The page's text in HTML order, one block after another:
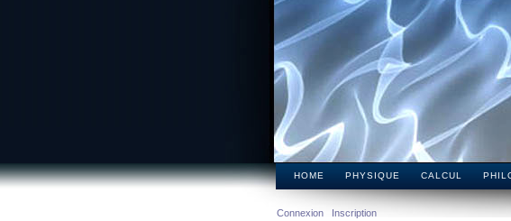
HOME PHYSIQUE CALCUL
Connexion Inscription